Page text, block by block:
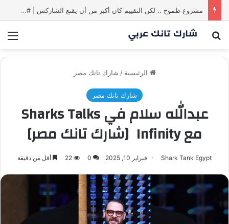
مشروع طموح .. لكن التقييم كان أكبر من أن يقنع الشاركس | #شارك تانك لعراق
بحث عن
الرئيسية / شارك تانك مصر
شارك تانك مصر
عبدالله سلام في Sharks Talks
مع Infinity [شارك تانك مصر]
Shark Tank Egypt فبراير 10, 2025 0
22 أقل من دقيقة